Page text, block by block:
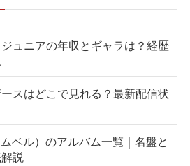
ュニアの年収とギャラは？経歴
スはどこで見れる？最新配信状
ベル）のアルバム一覧｜名盤と
説